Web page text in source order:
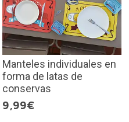
Manteles individuales en
forma de latas de
conservas
9,99€